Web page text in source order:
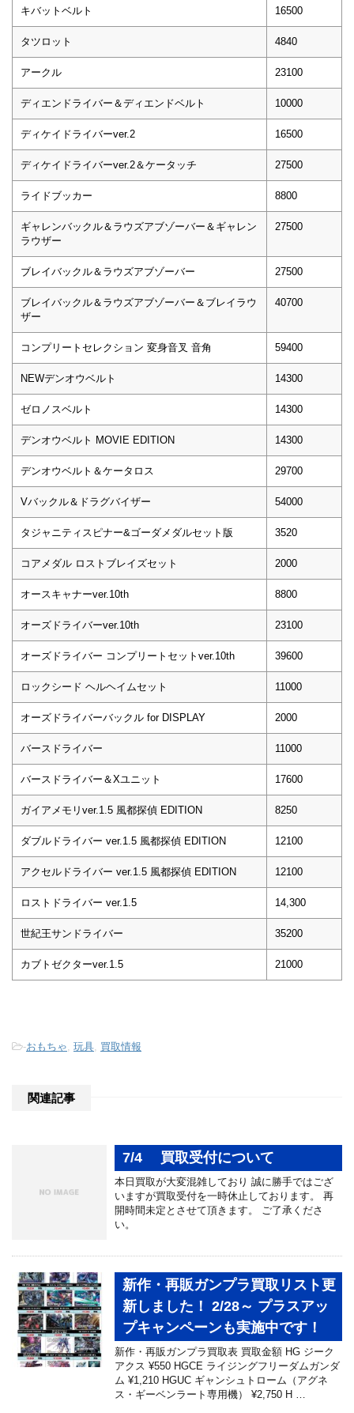
キバットベルト 16500
タツロット 4840
アークル 23100
ディエンドライバー＆ディエンドベルト 10000
ディケイドライバーver.2 16500
ディケイドライバーver.2＆ケータッチ 27500
ライドブッカー 8800
ギャレンバックル＆ラウズアブゾーバー＆ギャレン
ラウザー
27500
ブレイバックル＆ラウズアブゾーバー 27500
ブレイバックル＆ラウズアブゾーバー＆ブレイラウ
ザー
40700
コンプリートセレクション 変身音叉 音角 59400
NEWデンオウベルト 14300
ゼロノスベルト 14300
デンオウベルト MOVIE EDITION 14300
デンオウベルト＆ケータロス 29700
Vバックル＆ドラグバイザー 54000
タジャニティスピナー&ゴーダメダルセット版 3520
コアメダル ロストブレイズセット 2000
オースキャナーver.10th 8800
オーズドライバーver.10th 23100
オーズドライバー コンプリートセットver.10th 39600
ロックシード ヘルヘイムセット 11000
オーズドライバーバックル for DISPLAY 2000
バースドライバー 11000
バースドライバー＆Xユニット 17600
ガイアメモリver.1.5 風都探偵 EDITION 8250
ダブルドライバー ver.1.5 風都探偵 EDITION 12100
アクセルドライバー ver.1.5 風都探偵 EDITION 12100
ロストドライバー ver.1.5 14,300
世紀王サンドライバー 35200
カブトゼクターver.1.5 21000
-おもちゃ, 玩具, 買取情報
関連記事
7/4 買取受付について
本日買取が大変混雑しており 誠に勝手ではござ
いますが買取受付を一時休止しております。 再
開時間未定とさせて頂きます。 ご了承くださ
い。
新作・再販ガンプラ買取リスト更
新しました！ 2/28～ プラスアッ
プキャンペーンも実施中です！
新作・再販ガンプラ買取表 買取金額 HG ジーク
アクス ¥550 HGCE ライジングフリーダムガンダ
ム ¥1,210 HGUC ギャンシュトローム（アグネ
ス・ギーベンラート専用機） ¥2,750 H …